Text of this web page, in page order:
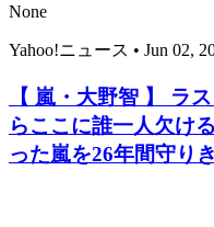
None
Yahoo!ニュース • Jun 02,
【 嵐・大野智 】 ラ
らここに誰一人欠け
った嵐を26年間守り